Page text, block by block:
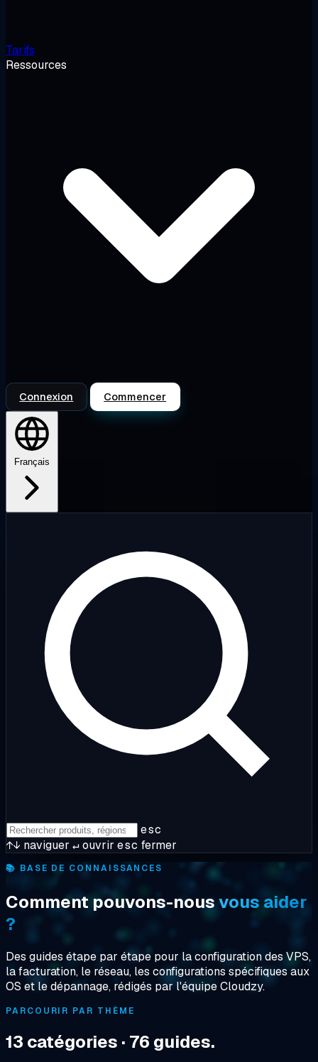
Tarifs
Ressources
Connexion Commencer
Français
esc
↑↓ naviguer ↵ouvrir esc fermer
📚 BASE DE CONNAISSANCES
Comment pouvons-nousvous aider
?
Des guides étape par étape pour la configuration des VPS,
la facturation, le réseau, les configurations spécifiques aux
OS et le dépannage, rédigés par l'équipe Cloudzy.
PARCOURIR PAR THÈME
13 catégories · 76 guides.